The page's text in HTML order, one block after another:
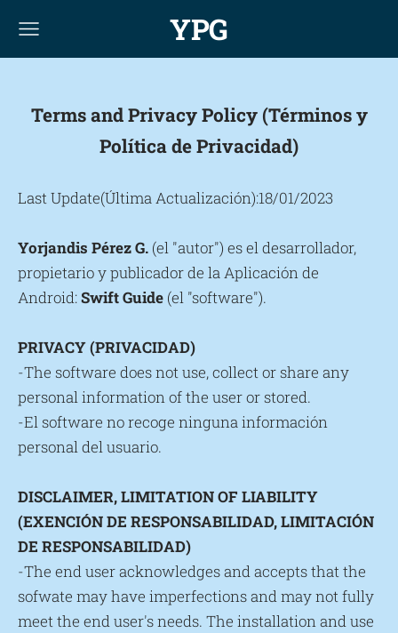
YPG
Terms and Privacy Policy (Términos y
Política de Privacidad)
Last Update(Última Actualización):18/01/2023
Yorjandis Pérez G. (el "autor") es el desarrollador,
propietario y publicador de la Aplicación de
Android:Swift Guide (el "software").
PRIVACY (PRIVACIDAD)
-The software does not use, collect or share any
personal information of the user or stored.
-El software no recoge ninguna información
personal del usuario.
DISCLAIMER, LIMITATION OF LIABILITY
(EXENCIÓN DE RESPONSABILIDAD, LIMITACIÓN
DE RESPONSABILIDAD)
-The end user acknowledges and accepts that the
sofwate may have imperfections and may not fully
meet the end user's needs. The installation and use